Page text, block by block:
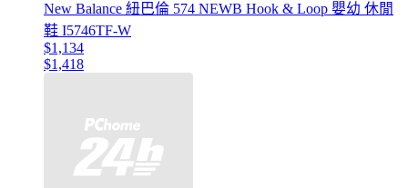
New Balance 紐巴倫 574 NEWB Hook & Loop 嬰幼 休閒
鞋 I5746TF-W
$1,134
$1,418